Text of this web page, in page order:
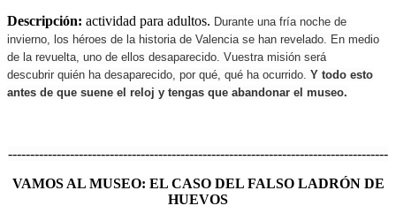
Descripción: actividad para adultos. Durante una fría noche de
invierno, los héroes de la historia de Valencia se han revelado. En medio
de la revuelta, uno de ellos desaparecido. Vuestra misión será
descubrir quién ha desaparecido, por qué, qué ha ocurrido. Y todo esto
antes de que suene el reloj y tengas que abandonar el museo.
--------------------------------------------------------------------------------------
VAMOS AL MUSEO: EL CASO DEL FALSO LADRÓN DE
HUEVOS